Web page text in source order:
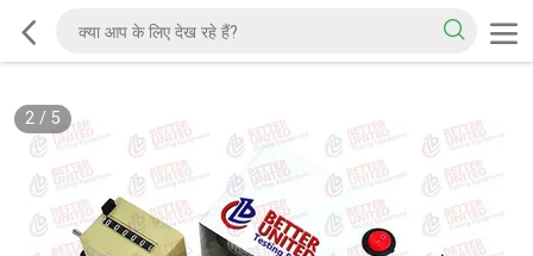
2/ 5